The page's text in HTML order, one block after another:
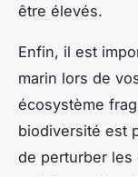
être élevés.
Enfin, il est
marin lors de
écosystème
biodiversité est
de perturber les